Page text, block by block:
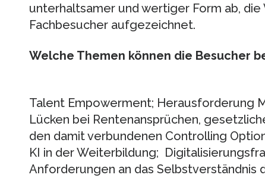
unterhaltsamer und wertiger Form ab,
Fachbesucher aufgezeichnet.
Welche Themen können die Besucher
Talent Empowerment; Herausforderung
Lücken bei Rentenansprüchen,
den damit verbundenen Controlling
KI in der Weiterbildung;
Anforderungen an das Selbstverständnis